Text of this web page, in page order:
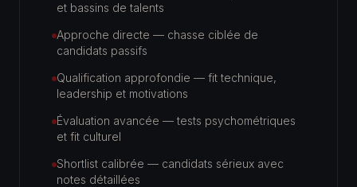
et bassins de talents
Approche directe — chasse ciblée de
candidats passifs
Qualification approfondie — fit technique,
leadership et motivations
Évaluation avancée — tests psychométriques
et fit culturel
Shortlist calibrée — candidats sérieux avec
notes détaillées